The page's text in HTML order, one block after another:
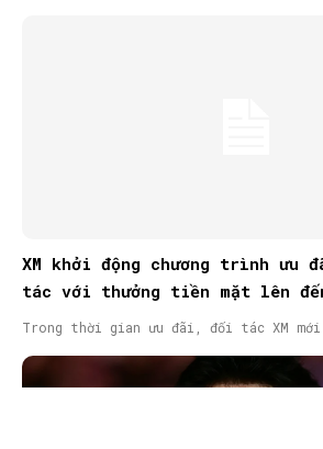
XM khởi động chương trình ưu
tác với thưởng tiền mặt lên
Trong thời gian ưu đãi, đối tác XM